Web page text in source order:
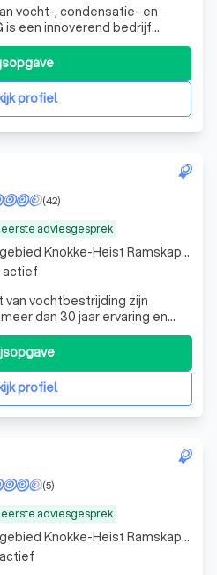
vocht-, condensatie- en
een innoverend bedrijf
het specifiek
Met onze unieke
deskundig en snelle
Als specialist in
profiel
adviesgesprek
(42)
vochtbestrijding zijn
dan 30 jaar ervaring en
mogen wij ons gerust
noemen. Wij hebben
en Affligem. Water-
profiel
Werkgebied Knokke-Heist Ramskapelle
actief
adviesgesprek
(5)
Werkgebied Knokke-Heist Ramskapelle